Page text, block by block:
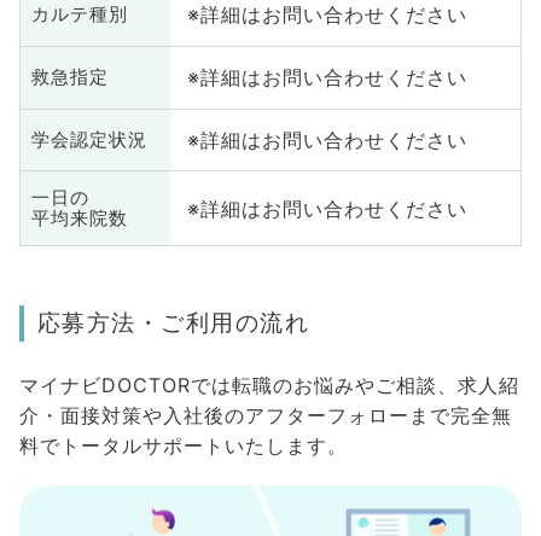
カルテ種別 ※詳細はお問い合わせください
救急指定 ※詳細はお問い合わせください
学会認定状況 ※詳細はお問い合わせください
一日の
平均来院数
※詳細はお問い合わせください
応募方法・ご利用の流れ
マイナビDOCTORでは転職のお悩みやご相談、求人紹
介・面接対策や入社後のアフターフォローまで完全無
料でトータルサポートいたします。